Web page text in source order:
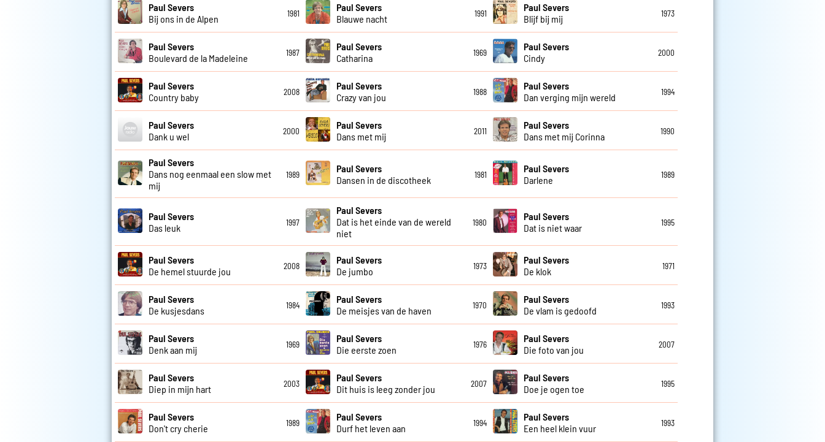
Paul Severs
Bij ons in de Alpen
1981
Paul Severs
Blauwe nacht
1991
Paul Severs
Blijf bij mij
1973
Paul Severs
Boulevard de la Madeleine
1987
Paul Severs
Catharina
1969
Paul Severs
Cindy
2000
Paul Severs
Country baby
2008
Paul Severs
Crazy van jou
1988
Paul Severs
Dan verging mijn wereld
1994
Paul Severs
Dank u wel
2000
Paul Severs
Dans met mij
2011
Paul Severs
Dans met mij Corinna
1990
Paul Severs
Dans nog eenmaal een slow met
mij
1989
Paul Severs
Dansen in de discotheek
1981
Paul Severs
Darlene
1989
Paul Severs
Das leuk
1997
Paul Severs
Dat is het einde van de wereld
niet
1980
Paul Severs
Dat is niet waar
1995
Paul Severs
De hemel stuurde jou
2008
Paul Severs
De jumbo
1973
Paul Severs
De klok
1971
Paul Severs
De kusjesdans
1984
Paul Severs
De meisjes van de haven
1970
Paul Severs
De vlam is gedoofd
1993
Paul Severs
Denk aan mij
1969
Paul Severs
Die eerste zoen
1976
Paul Severs
Die foto van jou
2007
Paul Severs
Diep in mijn hart
2003
Paul Severs
Dit huis is leeg zonder jou
2007
Paul Severs
Doe je ogen toe
1995
Paul Severs
Don't cry cherie
1989
Paul Severs
Durf het leven aan
1994
Paul Severs
Een heel klein vuur
1993